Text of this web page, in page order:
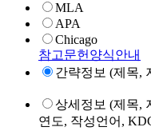
MLA
APA
Chicago
참고문헌양식안내
간략정보 (제목,
상세정보 (제목,
연도, 작성언어,